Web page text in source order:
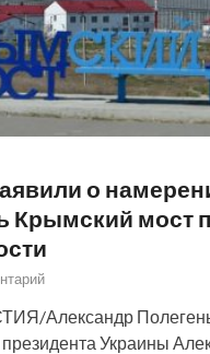
о
Крымский мост
Александр
Украины